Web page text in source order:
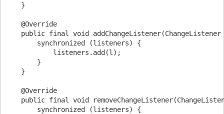
    }
    @Override
public final void
        synchronized (listeners) {
            listeners.add(l);
        }
    }
    @Override
public final void
        synchronized (listeners) {